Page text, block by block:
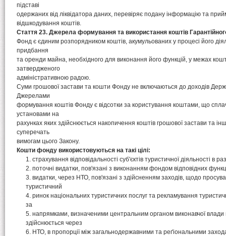
підставі
одержаних від ліквідатора даних, перевіряє подану інформацію та
відшкодування коштів.
Стаття 23. Джерела формування та використання коштів
Фонд є єдиним розпорядником коштів, акумульованих у процесі його
придбання
та оренди майна, необхідного для виконання його функцій, у межах
затвердженого
адміністративною радою.
Суми грошової застави та кошти Фонду не включаються до доходів
Джерелами
формування коштів Фонду є відсотки за користування коштами, що
установами на
рахунках яких здійснюється накопичення коштів грошової застави та
суперечать
вимогам цього Закону.
Кошти фонду використовуються на такі цілі:
страхування відповідальності суб'єктів туристичної діяльності в
поточні видатки, пов'язані з виконанням фондом відповідних
видатки, через НТО, пов'язані з здійсненням заходів, щодо
туристичний
ринок національних туристичних послуг та рекламування
за
напрямками, визначеними центральним органом виконавчої влади
здійснюється через
НТО, в пропорції між загальнодержавними та реґіональними